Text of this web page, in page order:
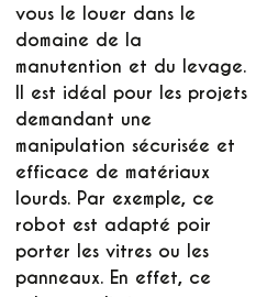
vous le louer dans le
domaine de la
manutention et du levage.
Il est idéal pour les projets
demandant une
manipulation sécurisée et
efficace de matériaux
lourds. Par exemple, ce
robot est adapté poir
porter les vitres ou les
panneaux. En effet, ce